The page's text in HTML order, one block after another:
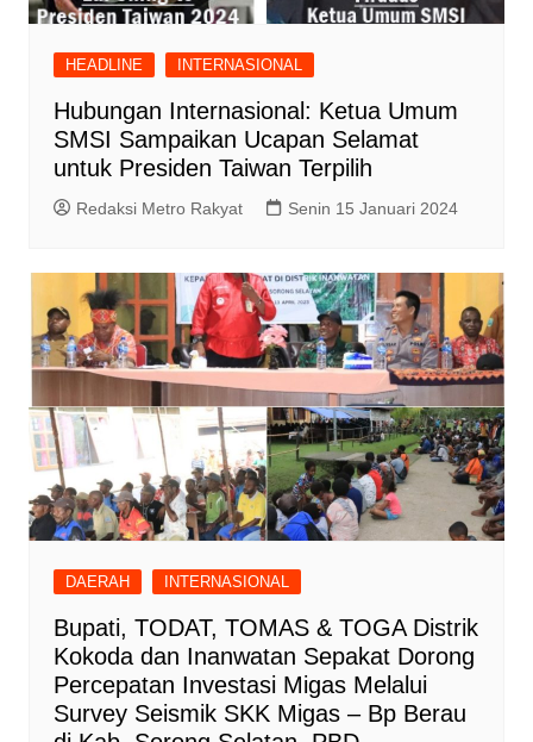
HEADLINE INTERNASIONAL
Hubungan Internasional: Ketua Umum
SMSI Sampaikan Ucapan Selamat
untuk Presiden Taiwan Terpilih
Redaksi Metro Rakyat Senin 15 Januari 2024
DAERAH INTERNASIONAL
Bupati, TODAT, TOMAS & TOGA Distrik
Kokoda dan Inanwatan Sepakat Dorong
Percepatan Investasi Migas Melalui
Survey Seismik SKK Migas – Bp Berau